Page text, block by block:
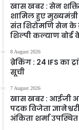
खास खबर : सेन
शामिल हुए
संत शिरोमणि सेन
शिल्पी कल्याण
8 August 2026
ब्रेकिंग : 24 IFS
सूची
7 August 2026
खास खबर : आईजी
पदक विजेता
अंकिता शर्मा उपस्थित